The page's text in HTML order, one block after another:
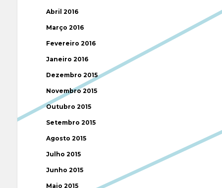
Abril 2016
Março 2016
Fevereiro 2016
Janeiro 2016
Dezembro 2015
Novembro 2015
Outubro 2015
Setembro 2015
Agosto 2015
Julho 2015
Junho 2015
Maio 2015